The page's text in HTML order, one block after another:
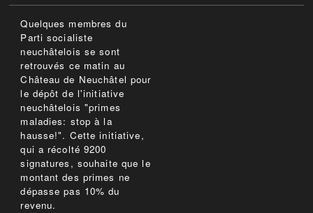
Quelques membres du
Parti socialiste
neuchâtelois se sont
retrouvés ce matin au
Château de Neuchâtel pour
le dépôt de l'initiative
neuchâtelois "primes
maladies: stop à la
hausse!". Cette initiative,
qui a récolté 9200
signatures, souhaite que le
montant des primes ne
dépasse pas 10% du
revenu.